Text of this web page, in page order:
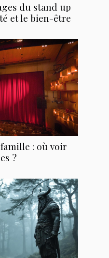
du stand up
et le bien-être
: où voir
?